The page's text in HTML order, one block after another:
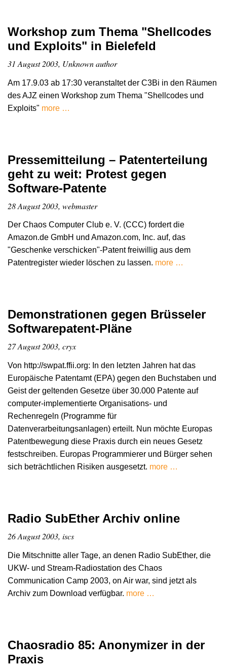
Workshop zum Thema "Shellcodes
und Exploits" in Bielefeld
31 August 2003, Unknown author
Am 17.9.03 ab 17:30 veranstaltet der C3Bi in den Räumen
des AJZ einen Workshop zum Thema "Shellcodes und
Exploits" more …
Pressemitteilung – Patenterteilung
geht zu weit: Protest gegen
Software-Patente
28 August 2003, webmaster
Der Chaos Computer Club e. V. (CCC) fordert die
Amazon.de GmbH und Amazon.com, Inc. auf, das
"Geschenke verschicken"-Patent freiwillig aus dem
Patentregister wieder löschen zu lassen. more …
Demonstrationen gegen Brüsseler
Softwarepatent-Pläne
27 August 2003, cryx
Von http://swpat.ffii.org: In den letzten Jahren hat das
Europäische Patentamt (EPA) gegen den Buchstaben und
Geist der geltenden Gesetze über 30.000 Patente auf
computer-implementierte Organisations- und
Rechenregeln (Programme für
Datenverarbeitungsanlagen) erteilt. Nun möchte Europas
Patentbewegung diese Praxis durch ein neues Gesetz
festschreiben. Europas Programmierer und Bürger sehen
sich beträchtlichen Risiken ausgesetzt. more …
Radio SubEther Archiv online
26 August 2003, iscs
Die Mitschnitte aller Tage, an denen Radio SubEther, die
UKW- und Stream-Radiostation des Chaos
Communication Camp 2003, on Air war, sind jetzt als
Archiv zum Download verfügbar. more …
Chaosradio 85: Anonymizer in der
Praxis